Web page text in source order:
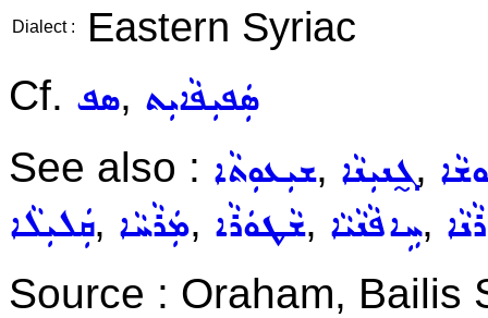
Dialect :
Eastern Syriac
Cf. ܣܦ, ܣܲܦܝܼܦܵܐܝܼܬ
See also : ܫܝܼܥܘܼܬܵܐ, ܓ̰ܢܝܼܢܵܐ,
ܩܲܠܝܼܠܵܐ, ܡܲܪܵܚܵܐ, ܫܵܛܘܿܪܵܐ, ܚܹܐܦܵܢܵܝܵܐ,
Source : Oraham, Bailis